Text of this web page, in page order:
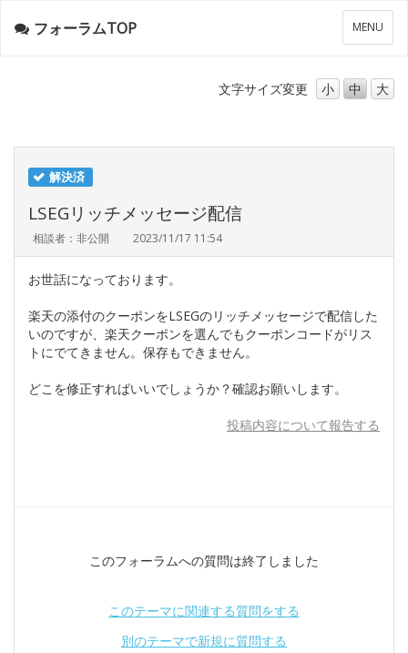
メ
ニ
ー
MENU
フォーラムTOP
文字サイズ変更 小 中 大
解決済
LSEGリッチメッセージ配信
相談者：非公開 2023/11/17 11:54
お世話になっております。
楽天の添付のクーポンをLSEGのリッチメッセージで配信した
いのですが、楽天クーポンを選んでもクーポンコードがリス
トにでてきません。保存もできません。
どこを修正すればいいでしょうか？確認お願いします。
投稿内容について報告する
このフォーラムへの質問は終了しました
このテーマに関連する質問をする
別のテーマで新規に質問する